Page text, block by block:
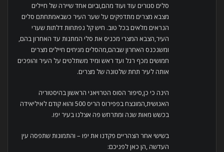
סלים סגורים עוד ועוד מהם,וביום אחד שיירה של חיילים
מצבא מצרים מתדפקים על שער העיר כשבאמתחתם סלים
הנראים מלאים בכל טוב. חיש קל נפתחות דלתות שערי
העיר,הצבא המצרי מכניס את סלי המתנות עד האחרון בהם,
ומשנכנס האחרון שבהם,מהסלים מגיחים חיילים מצרים
חמושים מכף רגל ועד ראש ומיד משתלטים על העיר והופכים
אותה לעיר תחת שלטונה של מצרים.
הינה כי כן,סיפור הסוס הטרויאני הראשון בהיסטוריה
האנושית,המונצח בפפירוס הריס 500 והוא קודם לאיליאידה
בכשש מאות שנה ומתרחש פה אצלנו בעיר יפו.
בשישי אחר הצהריים פקדנו את יפו – והתמונות שתפסה עין
העדשה ,הן כאן לפניכם: